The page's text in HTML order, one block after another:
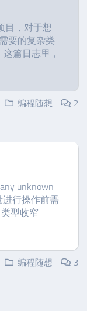
目，对于想
要的复杂类
篇日志里，
编程随想
2
unknown
进行操作前需
型收窄
编程随想
3